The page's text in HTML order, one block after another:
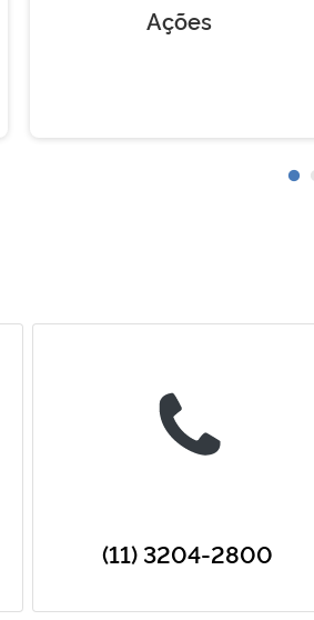
Ações
(11) 3204-2800